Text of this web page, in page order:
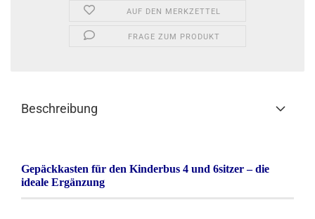
AUF DEN MERKZETTEL
FRAGE ZUM PRODUKT
Beschreibung
Gepäckkasten für den Kinderbus 4 und 6sitzer– die
ideale Ergänzung